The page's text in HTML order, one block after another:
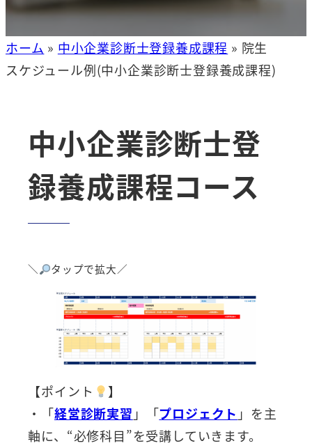
ホーム » 中小企業診断士登録養成課程 » 院生
スケジュール例(中小企業診断士登録養成課程)
中小企業診断士登
録養成課程コース
＼ タップで拡大／
【ポイント
】
・「経営診断実習 」「プロジェクト 」を主
軸に、“必修科目”を受講していきます。